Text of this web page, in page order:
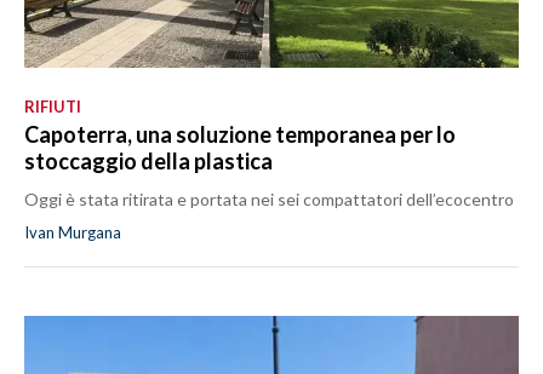
RIFIUTI
Capoterra, una soluzione temporanea per lo
stoccaggio della plastica
Oggi è stata ritirata e portata nei sei compattatori dell’ecocentro
Ivan Murgana